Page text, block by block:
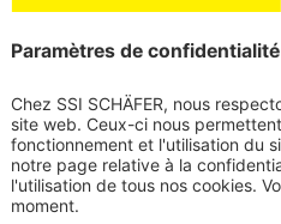
un espace réduit
jusqu'à 3 500 kg par cadre
de champs, 4 profondeurs
niveaux avec plates-formes
mm ou 53:53 mm